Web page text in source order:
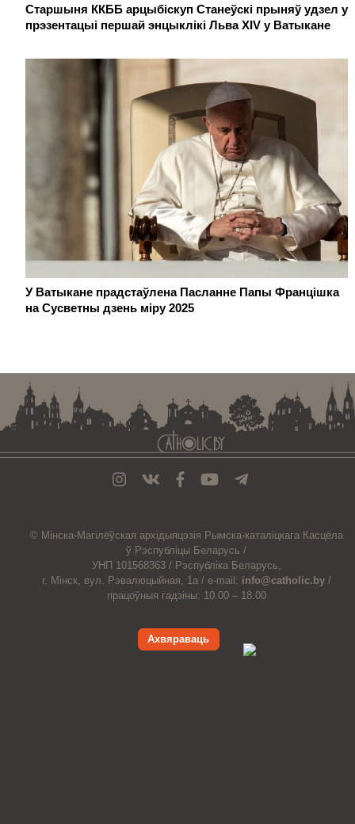
Старшыня ККББ арцыбіскуп Станеўскі прыняў удзел у
прэзентацыі першай энцыклікі Льва XIV у Ватыкане
У Ватыкане прадстаўлена Пасланне Папы Францішка
на Сусветны дзень міру 2025
© Мiнска-Магiлёўская архiдыяцэзiя Рымска-каталіцкага Касцёла
ў Рэспубліцы Беларусь /
УНП 101568363 / Рэспубліка Беларусь,
г. Мінск, вул. Рэвалюцыйная, 1а / e-mail: info@catholic.by /
працоўныя гадзіны: 10.00 – 18.00
Ахвяраваць